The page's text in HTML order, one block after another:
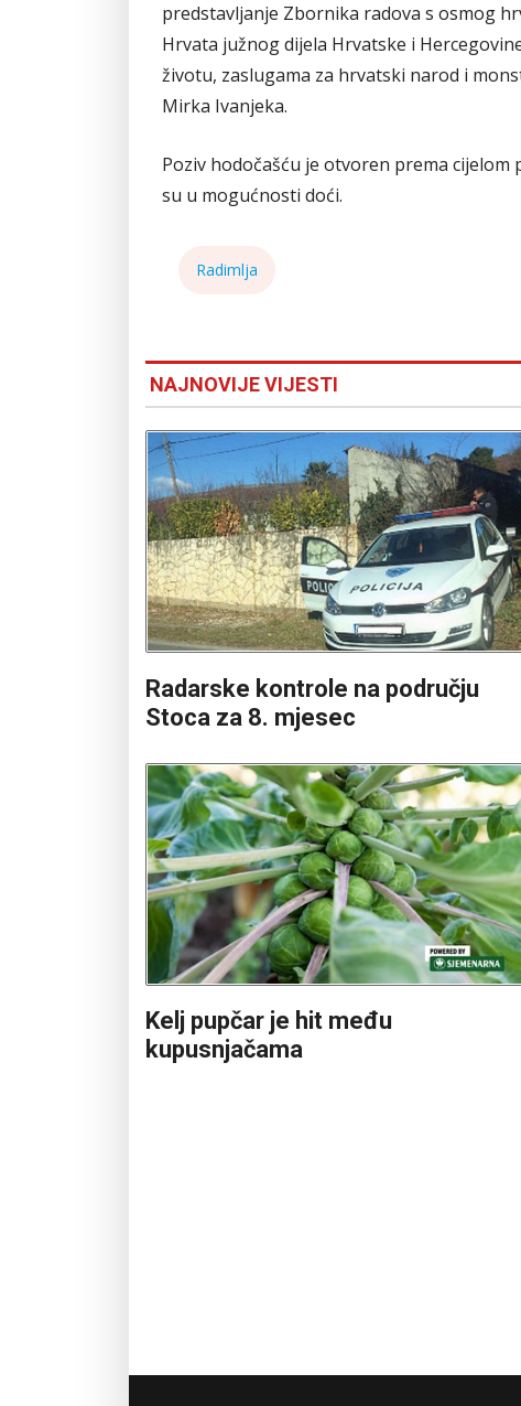
predstavljanje Zbornika radova s osmog
Hrvata južnog dijela Hrvatske i
životu, zaslugama za hrvatski narod i
Mirka Ivanjeka.
Poziv hodočašću je otvoren prema
su u mogućnosti doći.
Radimlja
NAJNOVIJE VIJESTI
Radarske kontrole na području
Stoca za 8. mjesec
Kelj pupčar je hit među
kupusnjačama